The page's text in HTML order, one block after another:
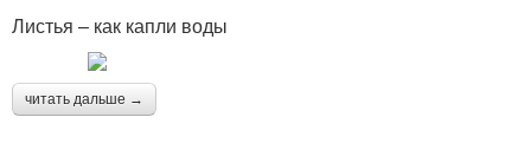
Листья – как капли воды
читать дальше →